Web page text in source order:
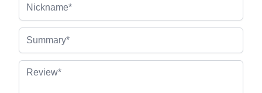
Review